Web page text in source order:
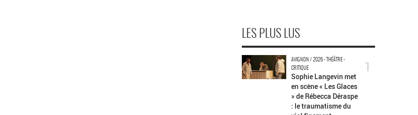
LES PLUS LUS
AVIGNON / 2026 - THÉÂTRE -
CRITIQUE
Sophie Langevin met
en scène « Les Glaces
» de Rébecca Déraspe
: le traumatisme du
1